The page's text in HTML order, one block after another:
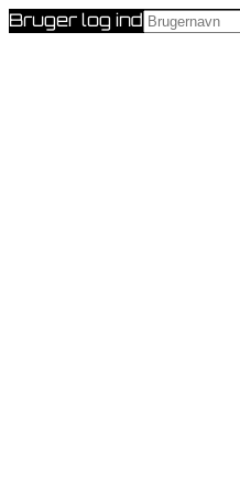
Bruger log ind